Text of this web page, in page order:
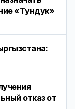
«Тундук»
отказ от